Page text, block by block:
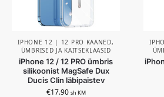
IPHONE 12 | 12 PRO KAANED,
ÜMBRISED JA KAITSEKLAASID
iPhone 12 / 12 PRO ümbris
silikoonist MagSafe Dux
Ducis Clin läbipaistev
€17.90 sh KM